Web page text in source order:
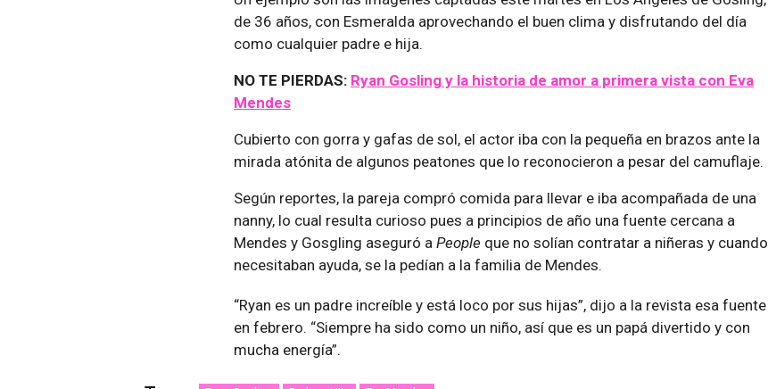
de 36 años, con Esmeralda aprovechando el buen clima y disfrutando del día
como cualquier padre e hija.
NO TE PIERDAS: Ryan Gosling y la historia de amor a primera vista con Eva
Mendes
Cubierto con gorra y gafas de sol, el actor iba con la pequeña en brazos ante la
mirada atónita de algunos peatones que lo reconocieron a pesar del camuflaje.
Según reportes, la pareja compró comida para llevar e iba acompañada de una
nanny, lo cual resulta curioso pues a principios de año una fuente cercana a
Mendes y Gosgling aseguró a People que no solían contratar a niñeras y cuando
necesitaban ayuda, se la pedían a la familia de Mendes.
“Ryan es un padre increíble y está loco por sus hijas”, dijo a la revista esa fuente
en febrero. “Siempre ha sido como un niño, así que es un papá divertido y con
mucha energía”.